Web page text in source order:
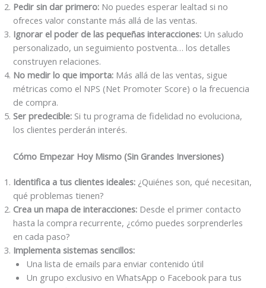
Pedir sin dar primero: No puedes esperar lealtad si no
ofreces valor constante más allá de las ventas.
Ignorar el poder de las pequeñas interacciones: Un saludo
personalizado, un seguimiento postventa… los detalles
construyen relaciones.
No medir lo que importa: Más allá de las ventas, sigue
métricas como el NPS (Net Promoter Score) o la frecuencia
de compra.
Ser predecible: Si tu programa de fidelidad no evoluciona,
los clientes perderán interés.
Cómo Empezar Hoy Mismo (Sin Grandes Inversiones)
Identifica a tus clientes ideales: ¿Quiénes son, qué necesitan,
qué problemas tienen?
Crea un mapa de interacciones: Desde el primer contacto
hasta la compra recurrente, ¿cómo puedes sorprenderles
en cada paso?
Implementa sistemas sencillos:
Una lista de emails para enviar contenido útil
Un grupo exclusivo en WhatsApp o Facebook para tus